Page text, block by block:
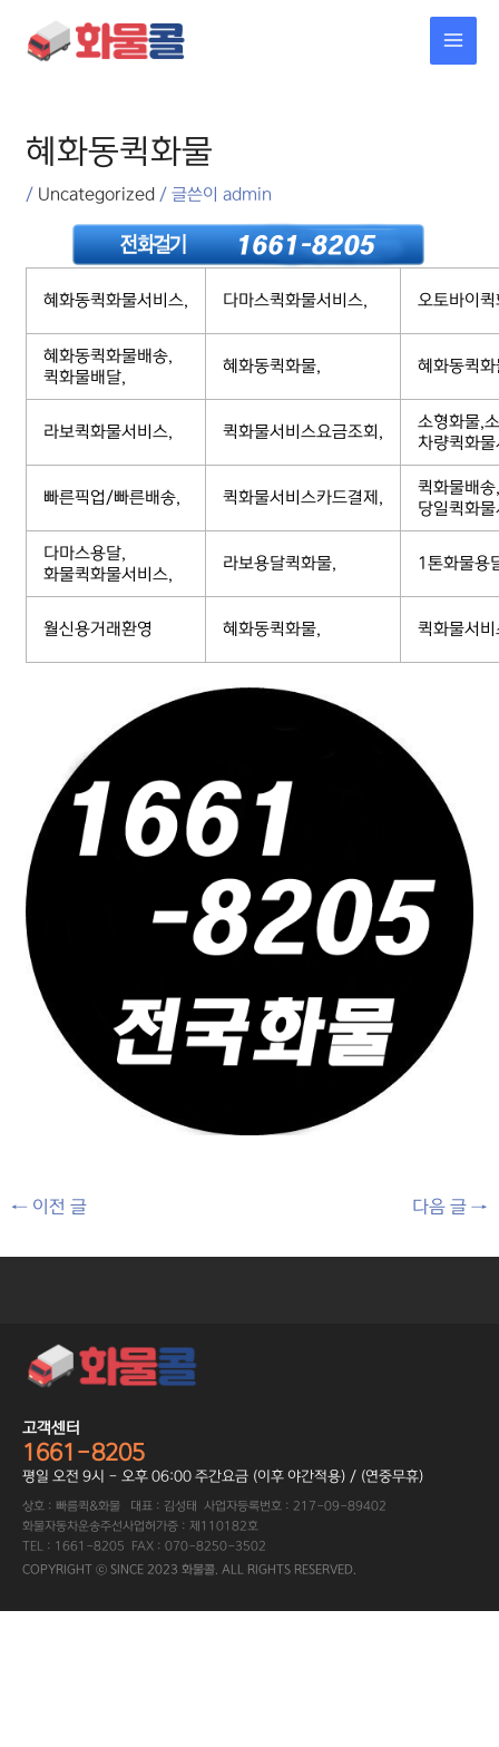
건너뛰기
혜화동퀵화물
/ Uncategorized / 글쓴이admin
혜화동퀵화물서비스, 다마스퀵화물서비스, 오토바이
혜화동퀵화물배송,
퀵화물배달,
혜화동퀵화물, 혜화동퀵
라보퀵화물서비스, 퀵화물서비스요금조회,
소형화물,
차량퀵화
빠른픽업/빠른배송, 퀵화물서비스카드결제,
퀵화물배
당일퀵화
다마스용달,
화물퀵화물서비스,
라보용달퀵화물, 1톤화물용
월신용거래환영 혜화동퀵화물, 퀵화물서
← 이전 글 다음 글 →
고객센터
1661-8205
평일 오전 9시 - 오후 06:00 주간요금 (이후 야간적용) / (연중무휴)
상호 : 빠름퀵&화물 대표 : 김성태 사업자등록번호 : 217-09-89402
화물자동차운송주선사업허가증 : 제110182호
TEL : 1661-8205 FAX : 070-8250-3502
COPYRIGHT ⓒ SINCE 2023 화물콜. ALL RIGHTS RESERVED.